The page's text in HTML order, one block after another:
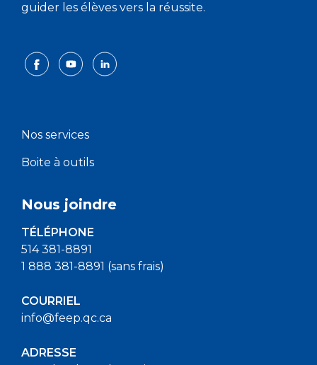
guider les élèves vers la réussite.
Nos services
Boite à outils
Nous joindre
TÉLÉPHONE
514 381-8891
1 888 381-8891 (sans frais)
COURRIEL
info@feep.qc.ca
ADRESSE